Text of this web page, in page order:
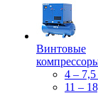
Винтовые
4 –
11 –